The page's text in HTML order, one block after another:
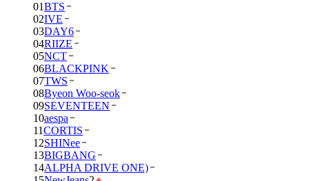
01BTS
02IVE
03DAY6
04RIIZE
05NCT
06BLACKPINK
07TWS
08Byeon Woo-seok
09SEVENTEEN
10aespa
11CORTIS
12SHINee
13BIGBANG
14ALPHA DRIVE ONE)